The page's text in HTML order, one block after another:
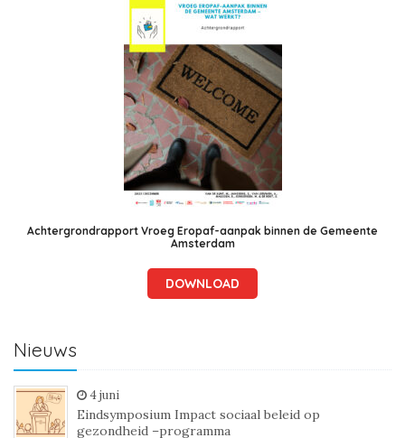
Achtergrondrapport Vroeg Eropaf-aanpak binnen de Gemeente
Amsterdam
DOWNLOAD
Nieuws
4 juni
Eindsymposium Impact sociaal beleid op
gezondheid –programma